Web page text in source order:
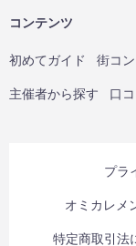
コンテンツ
初めてガイド 街コン
主催者から探す 口
プラ
オミカレメ
特定商取引法